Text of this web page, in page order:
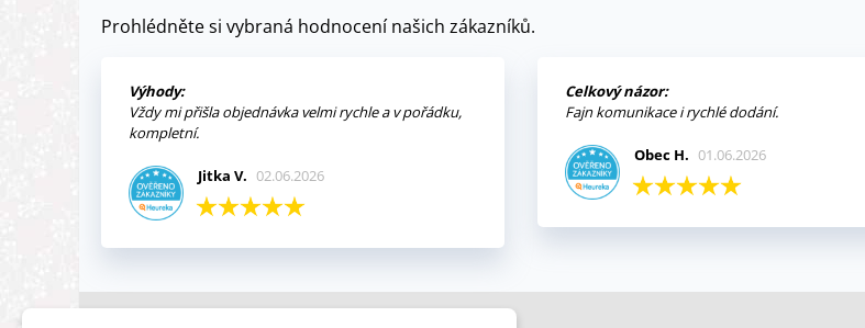
Prohlédněte si vybraná hodnocení našich zákazníků.
Výhody:
Vždy mi přišla objednávka velmi rychle a v pořádku,
kompletní.
Jitka V. 02.06.2026
Celkový názor:
Fajn komunikace i rychlé dodání.
Obec H. 01.06.2026